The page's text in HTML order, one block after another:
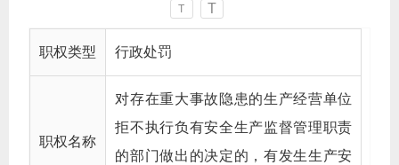
T T
职权类型 行政处罚
职权名称
对存在重大事故隐患的生产经营单位
拒不执行负有安全生产监督管理职责
的部门做出的决定的，有发生生产安